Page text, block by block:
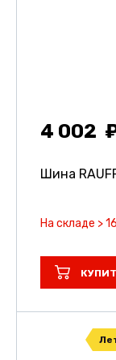
4 002
Шина
На складе >